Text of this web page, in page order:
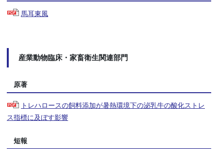
馬耳東風
産業動物臨床・家畜衛生関連部門
原著
トレハロースの飼料添加が暑熱環境下の泌乳牛の酸化ストレ
ス指標に及ぼす影響
短報